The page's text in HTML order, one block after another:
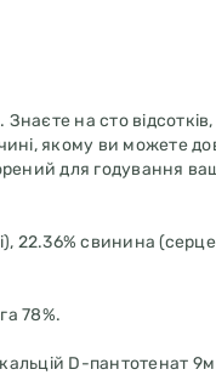
на сто
якому ви можете
для годування
22.36% свинина
78%.
D-пантотенат